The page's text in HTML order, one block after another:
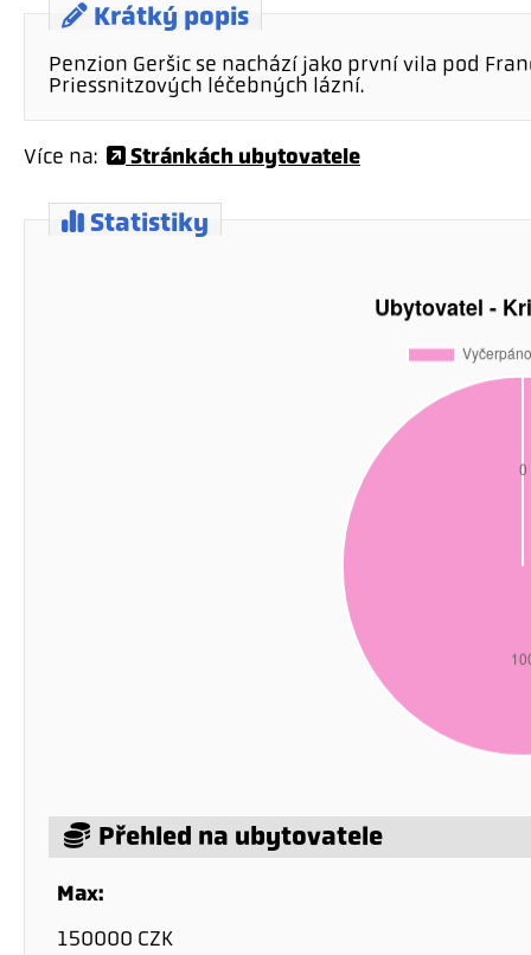
Krátký popis
Penzion Geršic se nachází jako první vila pod
Priessnitzových léčebných lázní.
Více na: Stránkách ubytovatele
Statistiky
Přehled na ubytovatele
Max:
150000 CZK